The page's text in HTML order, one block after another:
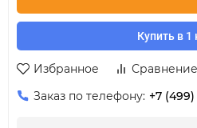
Купить в 1
Избранное
Сравнение
Заказ по телефону: +7